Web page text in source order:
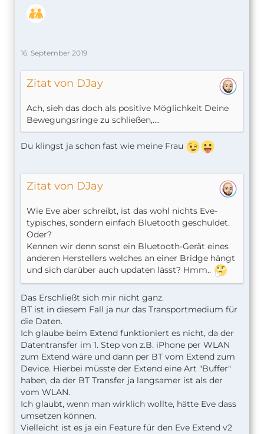
16. September 2019
Zitat von DJay
Ach, sieh das doch als positive Möglichkeit Deine
Bewegungsringe zu schließen,....
Du klingst ja schon fast wie meine Frau
Zitat von DJay
Wie Eve aber schreibt, ist das wohl nichts Eve-
typisches, sondern einfach Bluetooth geschuldet.
Oder?
Kennen wir denn sonst ein Bluetooth-Gerät eines
anderen Herstellers welches an einer Bridge hängt
und sich darüber auch updaten lässt? Hmm..
Das Erschließt sich mir nicht ganz.
BT ist in diesem Fall ja nur das Transportmedium für
die Daten.
Ich glaube beim Extend funktioniert es nicht, da der
Datentransfer im 1. Step von z.B. iPhone per WLAN
zum Extend wäre und dann per BT vom Extend zum
Device. Hierbei müsste der Extend eine Art "Buffer"
haben, da der BT Transfer ja langsamer ist als der
vom WLAN.
Ich glaubt, wenn man wirklich wollte, hätte Eve dass
umsetzen können.
Vielleicht ist es ja ein Feature für den Eve Extend v2